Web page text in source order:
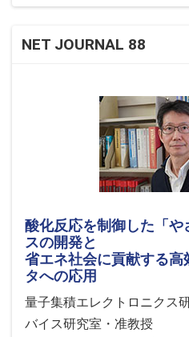
NET JOURNAL 88
酸化反応を制御した「や
スの開発と
省エネ社会に貢献する高
タへの応用
量子集積エレクトロニク
バイス研究室・准教授